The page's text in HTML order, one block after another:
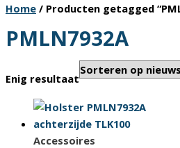
Home / Producten getagged
PMLN7932A
Enig resultaat
Accessoires